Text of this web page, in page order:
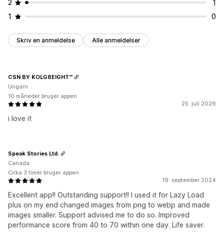
2
1
1
0
Skriv en anmeldelse Alle anmeldelser
25. juli 2026
i love it
CSN BY KOLG8EIGHT™
Ungarn
10 måneder bruger appen
19. september 2024
Excellent app!! Outstanding support!! I used it for Lazy Load
plus on my end changed images from png to webp and made
images smaller. Support advised me to do so. Improved
performance score from 40 to 70 within one day. Life saver.
Speak Stories Ltd.
Canada
Cirka 3 timer bruger appen